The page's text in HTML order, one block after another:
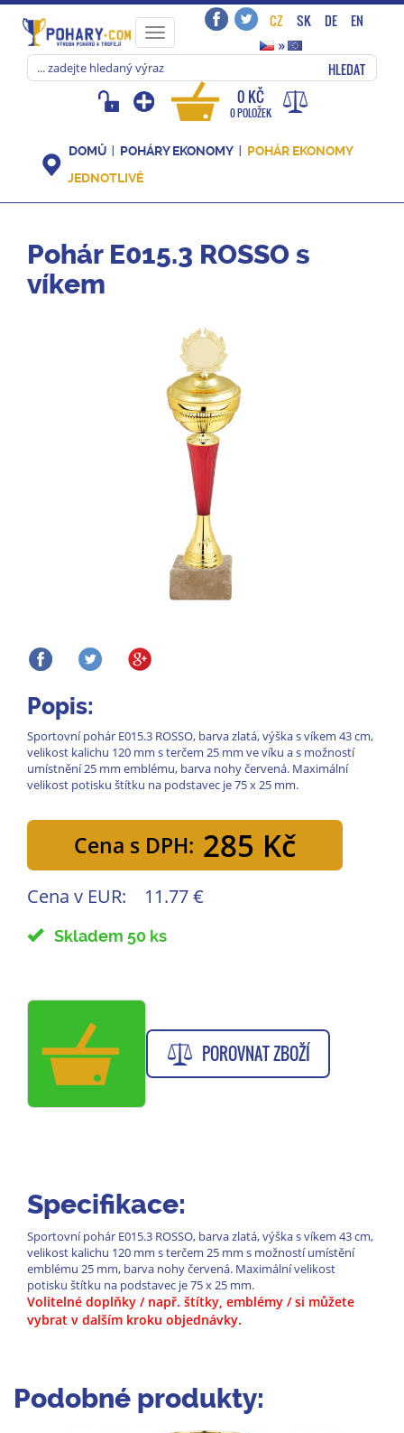
Toggle
navigation
CZ SK DE
EN
»
HLEDAT
0 KČ
0 POLOŽEK
DOMŮ POHÁRY EKONOMY
POHÁR EKONOMY
JEDNOTLIVĚ
Pohár E015.3 ROSSO s
víkem
Popis:
Sportovní pohár E015.3 ROSSO, barva zlatá, výška s víkem 43 cm,
velikost kalichu 120 mm s terčem 25 mm ve víku a s možností
umístnění 25 mm emblému, barva nohy červená. Maximální
velikost potisku štítku na podstavec je 75 x 25 mm.
Cena s DPH: 285 Kč
Cena v EUR: 11.77 €
Skladem 50 ks
POROVNAT ZBOŽÍ
Specifikace:
Sportovní pohár E015.3 ROSSO, barva zlatá, výška s víkem 43 cm,
velikost kalichu 120 mm s terčem 25 mm s možností umístění
emblému 25 mm, barva nohy červená. Maximální velikost
potisku štítku na podstavec je 75 x 25 mm.
Volitelné doplňky / např. štítky, emblémy / si můžete
vybrat v dalším kroku objednávky.
Podobné produkty: